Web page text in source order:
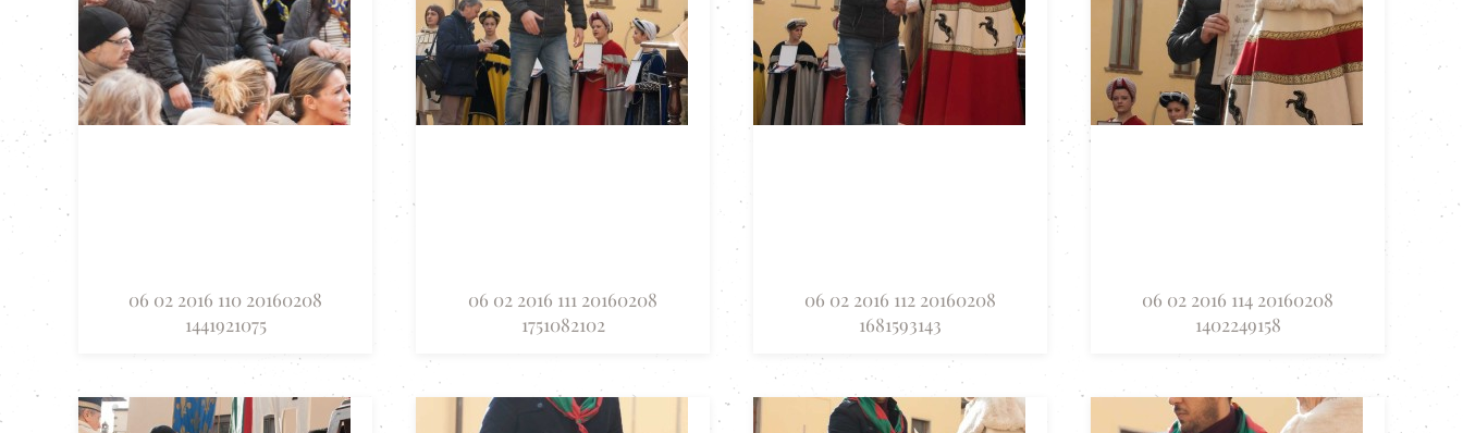
06 02 2016 110 20160208
1441921075
06 02 2016 111 20160208
1751082102
06 02 2016 112 20160208
1681593143
06 02 2016 114 20160208
1402249158